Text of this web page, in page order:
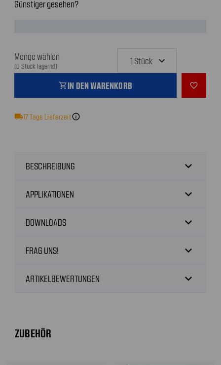
Günstiger gesehen?
Menge wählen
(0 Stück lagernd)
shopping_cartIN DEN WARENKORB favorite_outline
local_shipping17Tage Lieferzeitinfo
BESCHREIBUNG expand_more
APPLIKATIONEN expand_more
DOWNLOADS expand_more
FRAG UNS! expand_more
ARTIKELBEWERTUNGEN expand_more
ZUBEHÖR